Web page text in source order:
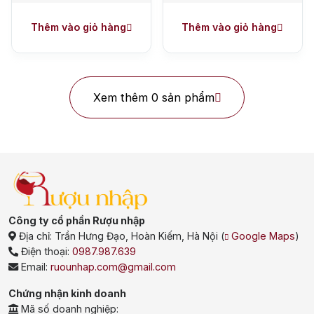
tặng, gi rượu siêu hấp dẫn
Tập đoàn Suntory được thành lập vào năm 1899, tại Osaka,
Nhật Bản, bởi ông Shinjiro Torii. Kể từ khi thành lập, dòng rượu
Việc thành lập nhà máy chưng cất whisky Yamazaki vào
năm 1923, đã đánh dấu một bước ngoặt lớn, giúp Suntory
tạo ra được những dòng whisky thượng hạng và giành
được nhiều giải thưởng danh giá.
Không chỉ nổi tiếng trong nước, Suntory còn không ngừng
mở rộng quy mô và thị trường toàn cầu, với mục đích đưa
sản phẩm của mình ra thị trường quốc tế, đến với nhiều
quốc gia lớn như Mỹ, Tây Ban Nha và Úc.
Thêm vào giỏ hàng Thêm vào giỏ hàng
Xem thêm 0 sản phẩm
Công ty cổ phần Rượu nhập
Địa chỉ: Trần Hưng Đạo, Hoàn Kiếm, Hà Nội ( Google Maps)
Điện thoại:0987.987.639
Email:ruounhap.com@gmail.com
Chứng nhận kinh doanh
Mã số doanh nghiệp: